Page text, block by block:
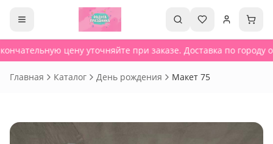
цену уточняйте при заказе. Доставка по городу
Главная Каталог День рождения Макет 75